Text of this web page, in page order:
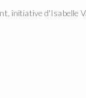
initiative d'Isabelle